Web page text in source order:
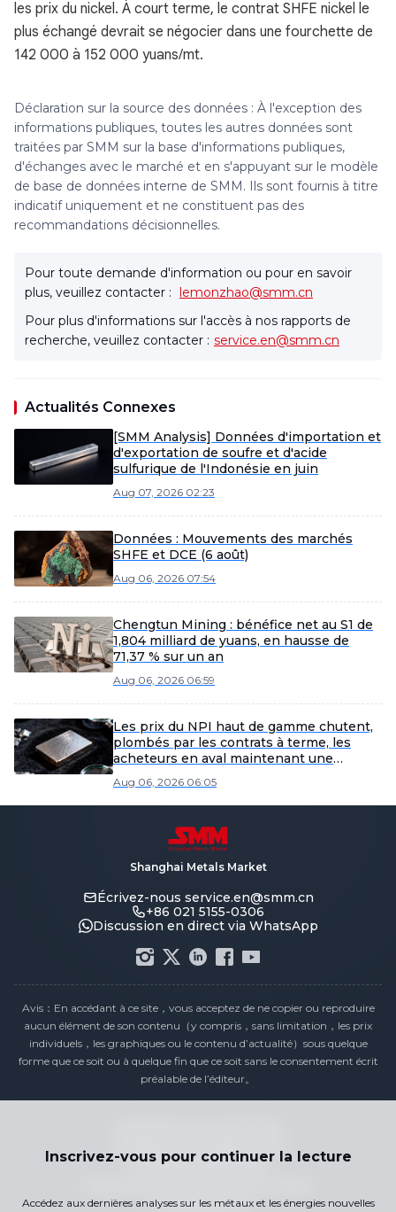
les prix du nickel. À court terme, le contrat SHFE nickel le
plus échangé devrait se négocier dans une fourchette de
142 000 à 152 000 yuans/mt.
Déclaration sur la source des données : À l'exception des
informations publiques, toutes les autres données sont
traitées par SMM sur la base d'informations publiques,
d'échanges avec le marché et en s'appuyant sur le modèle
de base de données interne de SMM. Ils sont fournis à titre
indicatif uniquement et ne constituent pas des
recommandations décisionnelles.
Pour toute demande d'information ou pour en savoir
plus, veuillez contacter : lemonzhao@smm.cn
Pour plus d'informations sur l'accès à nos rapports de
recherche, veuillez contacter : service.en@smm.cn
Actualités Connexes
[SMM Analysis] Données d'importation et
d'exportation de soufre et d'acide
sulfurique de l'Indonésie en juin
Aug 07, 2026 02:23
Données : Mouvements des marchés
SHFE et DCE (6 août)
Aug 06, 2026 07:54
Chengtun Mining : bénéfice net au S1 de
1,804 milliard de yuans, en hausse de
71,37 % sur un an
Aug 06, 2026 06:59
Les prix du NPI haut de gamme chutent,
plombés par les contrats à terme, les
acheteurs en aval maintenant une
Aug 06, 2026 06:05
Inscrivez-vous pour continuer la lecture
Accédez aux dernières analyses sur les métaux et les énergies nouvelles
Shanghai Metals Market
Écrivez-nous service.en@smm.cn
+86 021 5155-0306
Discussion en direct via WhatsApp
Avis：En accédant à ce site，vous acceptez de ne copier ou reproduire
aucun élément de son contenu（y compris，sans limitation，les prix
individuels，les graphiques ou le contenu d’actualité）sous quelque
forme que ce soit ou à quelque fin que ce soit sans le consentement écrit
préalable de l’éditeur。
Politique de confidentialité
Conditions générales
Contactez-nous